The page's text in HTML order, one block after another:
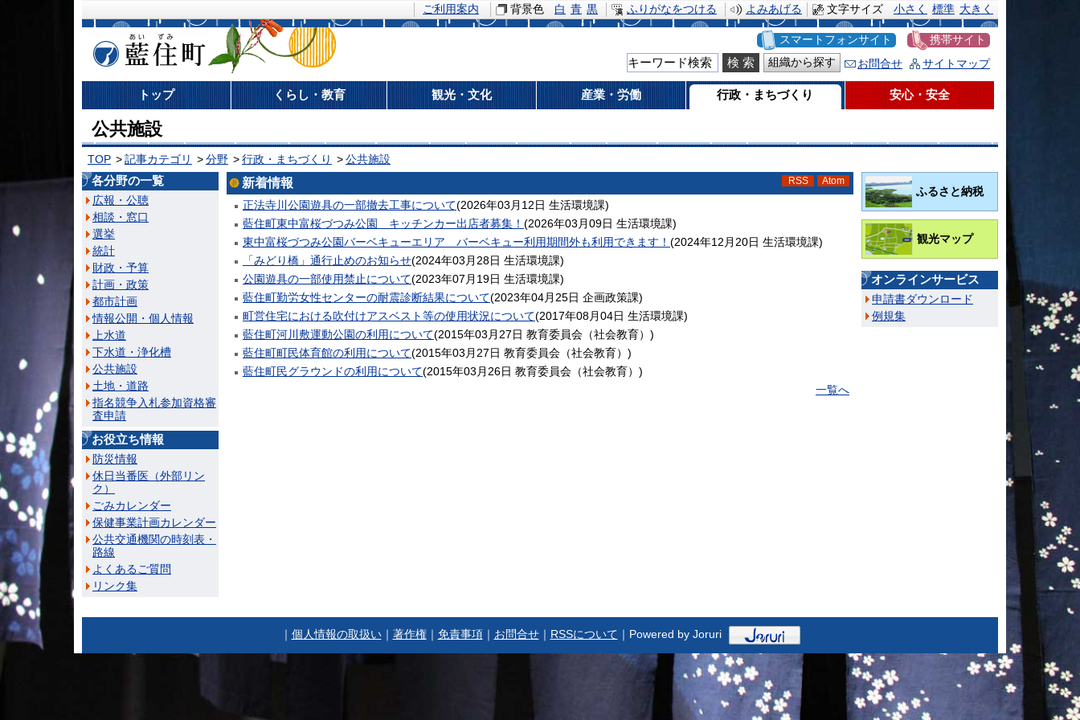
文字サイズ 小さく 標準 大きく
ご利用案内 背景色 白 青 黒 ふりがなをつける よみあげる
藍住町
スマートフォンサイト
携帯サイト
組織から探す
お問合せ サイトマップ
トップ くらし・教育 観光・文化 産業・労働 行政・まちづくり 安心・安全
公共施設
TOP 記事カテゴリ 分野 行政・まちづくり 公共施設
新着情報 RSS Atom
正法寺川公園遊具の一部撤去工事について(2026年03月12日 生活環境課)
藍住町東中富桜づつみ公園 キッチンカー出店者募集！ (2026年03月09日 生活環境課)
東中富桜づつみ公園バーベキューエリア バーベキュー利用期間外も利用できます！ (2024年12月20日 生活環境課)
「みどり橋」通行止めのお知らせ(2024年03月28日 生活環境課)
公園遊具の一部使用禁止について(2023年07月19日 生活環境課)
藍住町勤労女性センターの耐震診断結果について(2023年04月25日 企画政策課)
町営住宅における吹付けアスベスト等の使用状況について(2017年08月04日 生活環境課)
藍住町河川敷運動公園の利用について(2015年03月27日 教育委員会（社会教育） )
藍住町町民体育館の利用について(2015年03月27日 教育委員会（社会教育） )
藍住町民グラウンドの利用について(2015年03月26日 教育委員会（社会教育） )
一覧へ
各分野の一覧
広報・公聴
相談・窓口
選挙
統計
財政・予算
計画・政策
都市計画
情報公開・個人情報
上水道
下水道・浄化槽
公共施設
土地・道路
指名競争入札参加資格審
査申請
お役立ち情報
防災情報
休日当番医（外部リン
ク）
ごみカレンダー
保健事業計画カレンダー
公共交通機関の時刻表・
路線
よくあるご質問
リンク集
ふるさと納税
観光マップ
オンラインサービス
申請書ダウンロード
例規集
個人情報の取扱い｜ 著作権｜ 免責事項 お問合せ｜ RSSについて ｜Powered by Joruri